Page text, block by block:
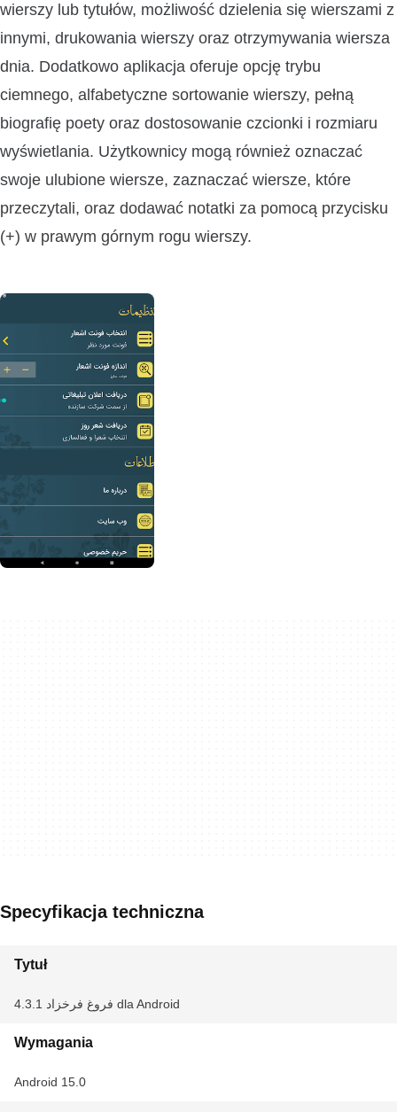
wierszy lub tytułów, możliwość dzielenia się wierszami z
innymi, drukowania wierszy oraz otrzymywania wiersza
dnia. Dodatkowo aplikacja oferuje opcję trybu
ciemnego, alfabetyczne sortowanie wierszy, pełną
biografię poety oraz dostosowanie czcionki i rozmiaru
wyświetlania. Użytkownicy mogą również oznaczać
swoje ulubione wiersze, zaznaczać wiersze, które
przeczytali, oraz dodawać notatki za pomocą przycisku
(+) w prawym górnym rogu wierszy.
Specyfikacja techniczna
Tytuł
فروغ فرخزاد 4.3.1 dla Android
Wymagania
Android 15.0